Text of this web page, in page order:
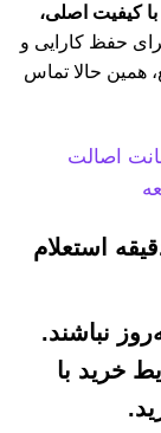
قدیم (طوسی) با کیفیت اصلی،
حفظ کارایی و
همین حالا تماس
اصالت
استعلام
نباشند.
خرید با